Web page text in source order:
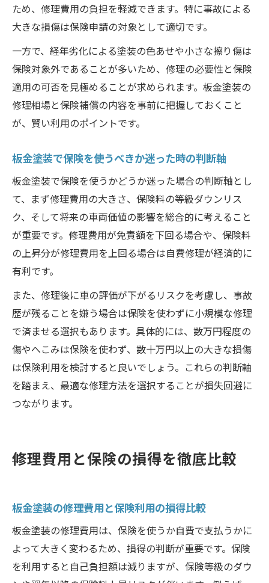
ため、修理費用の負担を軽減できます。特に事故による
大きな損傷は保険申請の対象として適切です。
一方で、経年劣化による塗装の色あせや小さな擦り傷は
保険対象外であることが多いため、修理の必要性と保険
適用の可否を見極めることが求められます。板金塗装の
修理相場と保険補償の内容を事前に把握しておくこと
が、賢い利用のポイントです。
板金塗装で保険を使うべきか迷った時の判断軸
板金塗装で保険を使うかどうか迷った場合の判断軸とし
て、まず修理費用の大きさ、保険料の等級ダウンリス
ク、そして将来の車両価値の影響を総合的に考えること
が重要です。修理費用が免責額を下回る場合や、保険料
の上昇分が修理費用を上回る場合は自費修理が経済的に
有利です。
また、修理後に車の評価が下がるリスクを考慮し、事故
歴が残ることを嫌う場合は保険を使わずに小規模な修理
で済ませる選択もあります。具体的には、数万円程度の
傷やへこみは保険を使わず、数十万円以上の大きな損傷
は保険利用を検討すると良いでしょう。これらの判断軸
を踏まえ、最適な修理方法を選択することが損失回避に
つながります。
修理費用と保険の損得を徹底比較
板金塗装の修理費用と保険利用の損得比較
板金塗装の修理費用は、保険を使うか自費で支払うかに
よって大きく変わるため、損得の判断が重要です。保険
を利用すると自己負担額は減りますが、保険等級のダウ